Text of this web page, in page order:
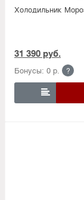
Холодильник
31 390 руб.
Бонусы: 0 р. ?
